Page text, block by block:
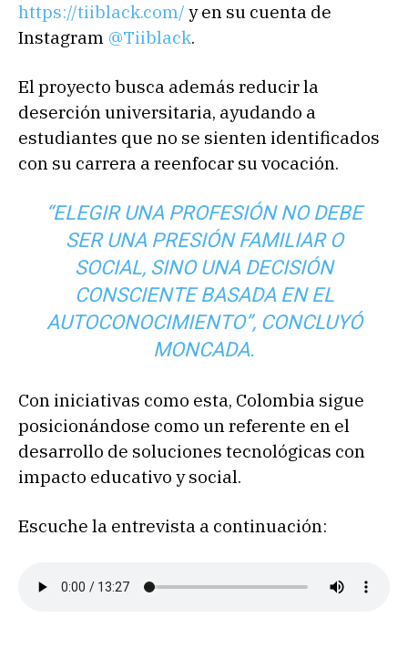
https://tiiblack.com/ y en su cuenta de
Instagram @Tiiblack.
El proyecto busca además reducir la
deserción universitaria, ayudando a
estudiantes que no se sienten identificados
con su carrera a reenfocar su vocación.
“ELEGIR UNA PROFESIÓN NO DEBE
SER UNA PRESIÓN FAMILIAR O
SOCIAL, SINO UNA DECISIÓN
CONSCIENTE BASADA EN EL
AUTOCONOCIMIENTO”, CONCLUYÓ
MONCADA.
Con iniciativas como esta, Colombia sigue
posicionándose como un referente en el
desarrollo de soluciones tecnológicas con
impacto educativo y social.
Escuche la entrevista a continuación: